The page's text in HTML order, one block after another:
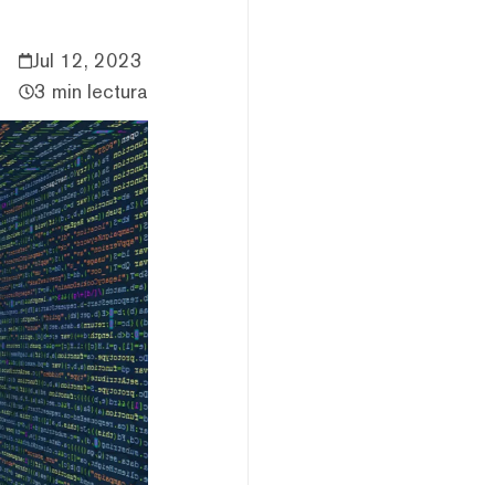
Jul 12, 2023
3 min lectura